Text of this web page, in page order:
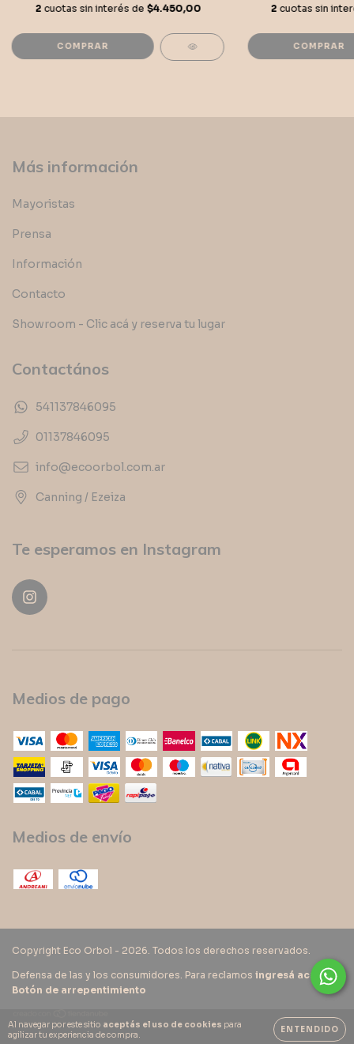
Al navegar por este sitio aceptás el uso de cookies para
agilizar tu experiencia de compra.
ENTENDIDO
2 cuotas sin interés de $4.450,00
2 cuotas sin
Más información
Mayoristas
Prensa
Información
Contacto
Showroom - Clic acá y reserva tu lugar
Contactános
541137846095
01137846095
info@ecoorbol.com.ar
Canning / Ezeiza
Te esperamos en Instagram
Medios de pago
Medios de envío
Copyright Eco Orbol - 2026. Todos los derechos reservados.
Defensa de las y los consumidores. Para reclamos ingresá acá.
/
Botón de arrepentimiento